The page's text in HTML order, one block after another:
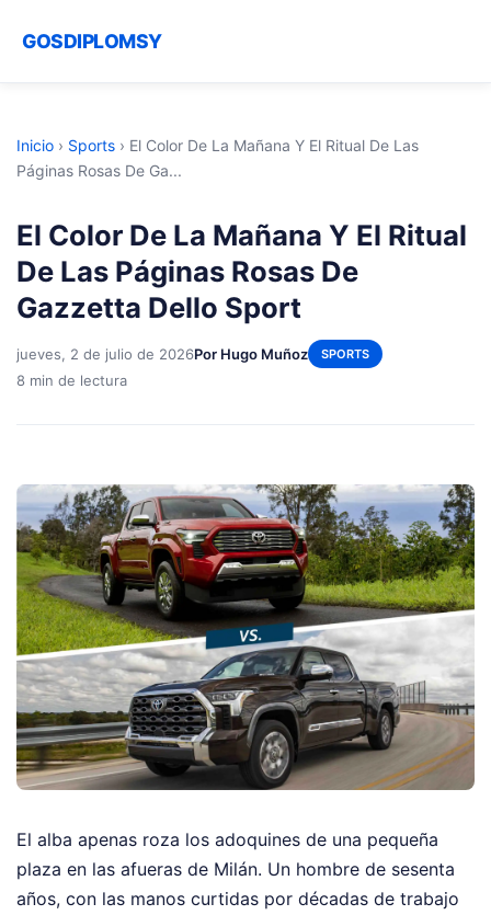
GOSDIPLOMSY
Inicio › Sports › El Color De La Mañana Y El Ritual De Las
Páginas Rosas De Ga...
El Color De La Mañana Y El Ritual
De Las Páginas Rosas De
Gazzetta Dello Sport
jueves, 2 de julio de 2026Por Hugo Muñoz SPORTS
8 min de lectura
El alba apenas roza los adoquines de una pequeña
plaza en las afueras de Milán. Un hombre de sesenta
años, con las manos curtidas por décadas de trabajo